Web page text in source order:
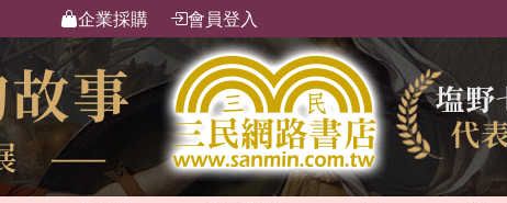
企業採購 會員登入